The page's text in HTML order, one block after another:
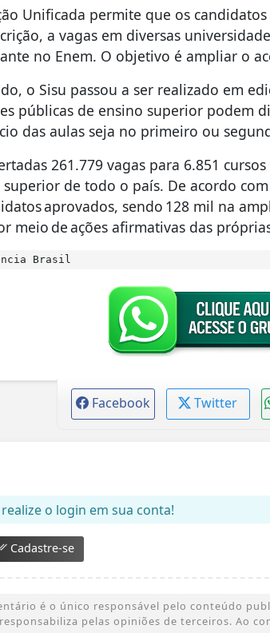
Unificada permite que os
a vagas em diversas
no Enem. O objetivo é ampliar o
o Sisu passou a ser realizado em
públicas de ensino superior podem
das aulas seja no primeiro ou
261.779 vagas para 6.851
de todo o país. De acordo
aprovados, sendo 128 mil na
meio de ações afirmativas das
Brasil
Facebook Twitter
o login em sua conta!
Cadastre-se
é o único responsável pelo conteúdo
pelas opiniões de terceiros. Ao